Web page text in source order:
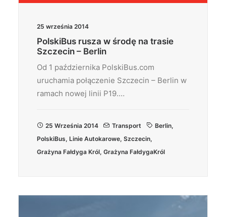
25 września 2014
PolskiBus rusza w środę na trasie
Szczecin – Berlin
Od 1 października PolskiBus.com
uruchamia połączenie Szczecin – Berlin w
ramach nowej linii P19.…
25 Września 2014 Transport Berlin,
PolskiBus, Linie Autokarowe, Szczecin,
Grażyna Fałdyga Król, Grażyna FałdygaKról